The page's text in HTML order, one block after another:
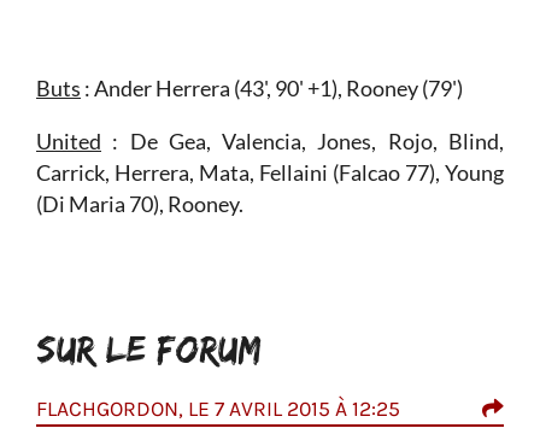
Buts : Ander Herrera (43', 90' +1), Rooney (79')
United : De Gea, Valencia, Jones, Rojo, Blind,
Carrick, Herrera, Mata, Fellaini (Falcao 77), Young
(Di Maria 70), Rooney.
SUR LE FORUM
FLACHGORDON, LE 7 AVRIL 2015 À 12:25